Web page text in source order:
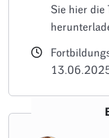
Sie hier die